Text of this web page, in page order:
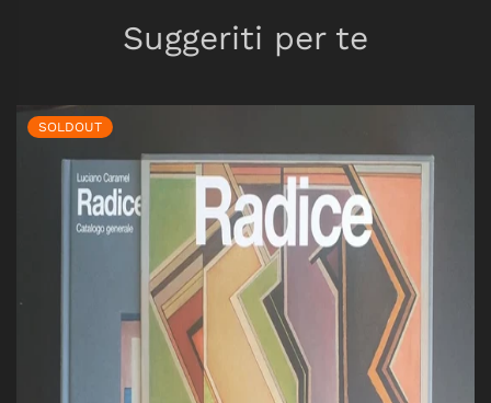
Suggeriti per te
SOLDOUT